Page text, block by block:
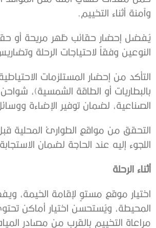
وآمنة أثناء التخييم.
يُفضل إحضار حقائب ظهر مريحة أو
النوعين وفقاً لاحتياجات الرحلة
التأكد من إحضار المستلزمات
بالبطاريات أو الطاقة الشمسية)،
الصناعية، لضمان توفير الإضاءة
التحقق من مواقع الطوارئ المحلية
اللجوء إليه عند الحاجة لضمان
أثناء الرحلة
اختيار موقع مستوٍ لإقامة الخيمة،
المحيطة، ويُستحسن اختيار أماكن
مراعاة التخييم بالقرب من مصادر